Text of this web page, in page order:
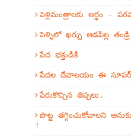
పెళ్లిమంత్రాలకు అర్థం -
పెళ్ళిలో ఖర్చు ఆడపిల్ల
పేద భక్తుడికి
పేదల దేవాలయం ఈ
పేరుకొచ్చిన తిప్పలు.
పొట్ట తగ్గించుకోవాలని
!